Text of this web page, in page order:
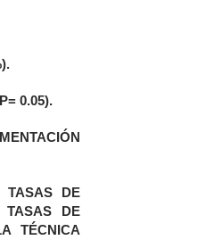
0.05).
TASAS DE
TASAS DE
TÉCNICA